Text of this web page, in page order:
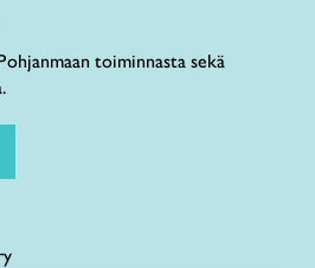
toiminnasta sekä